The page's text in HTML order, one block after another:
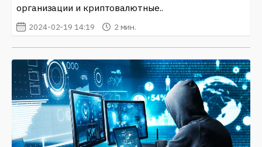
организации и криптовалютные..
2024-02-19 14:19 2 мин.